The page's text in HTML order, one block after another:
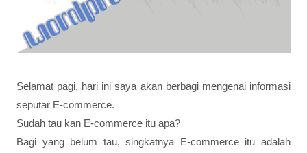
Selamat pagi, hari ini saya akan berbagi mengenai informasi
seputar E-commerce.
Sudah tau kan E-commerce itu apa?
Bagi yang belum tau, singkatnya E-commerce itu adalah